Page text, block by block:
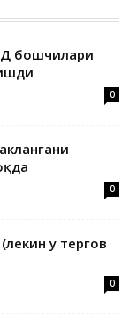
бошчилари
0
0
у тергов
0